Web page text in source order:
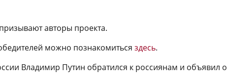
авторы проекта.
можно познакомиться здесь.
Владимир Путин обратился к россиянам и объявил о